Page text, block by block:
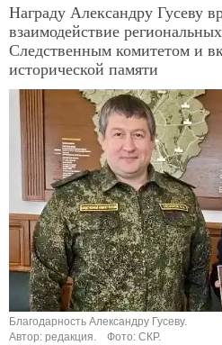
Награду Александру Гусеву
взаимодействие
Следственным комитетом и
исторической памяти
Благодарность Александру Гусеву.
Автор: редакция.
Фото: СКР.